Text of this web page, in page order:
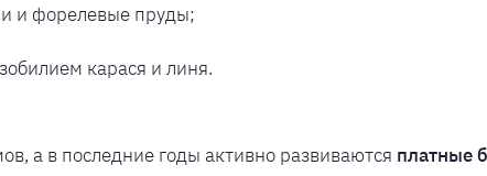
и форелевые пруды;
карася и линя.
а в последние годы активно развиваются платные